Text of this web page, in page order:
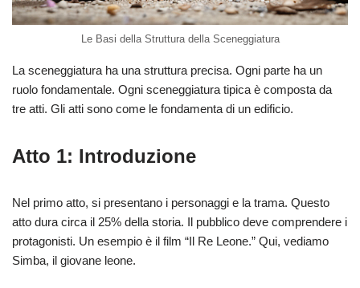
Le Basi della Struttura della Sceneggiatura
La sceneggiatura ha una struttura precisa. Ogni parte ha un
ruolo fondamentale. Ogni sceneggiatura tipica è composta da
tre atti. Gli atti sono come le fondamenta di un edificio.
Atto 1: Introduzione
Nel primo atto, si presentano i personaggi e la trama. Questo
atto dura circa il 25% della storia. Il pubblico deve comprendere i
protagonisti. Un esempio è il film “Il Re Leone.” Qui, vediamo
Simba, il giovane leone.